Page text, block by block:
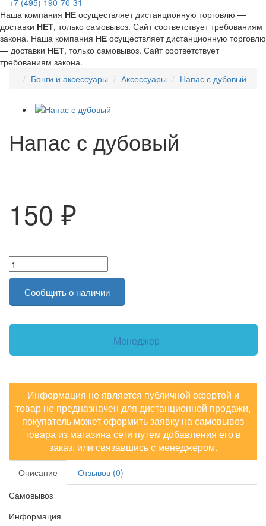
+7 (495) 190-70-31
Наша компания НЕ осуществляет дистанционную торговлю —
доставки НЕТ, только самовывоз. Сайт соответствует требованиям
закона. Наша компания НЕ осуществляет дистанционную торговлю
— доставки НЕТ, только самовывоз. Сайт соответствует
требованиям закона.
Бонги и аксессуары
Аксессуары Напас с дубовый
Напас с дубовый
150 ₽
Сообщить о наличии
Менеджер
Информация не является публичной офертой и
товар не предназначен для дистанционной продажи,
покупатель может оформить заявку на самовывоз
товара из магазина сети путем добавления его в
заказ, или связавшись с менеджером.
Описание
Отзывов (0)
Самовывоз
Информация